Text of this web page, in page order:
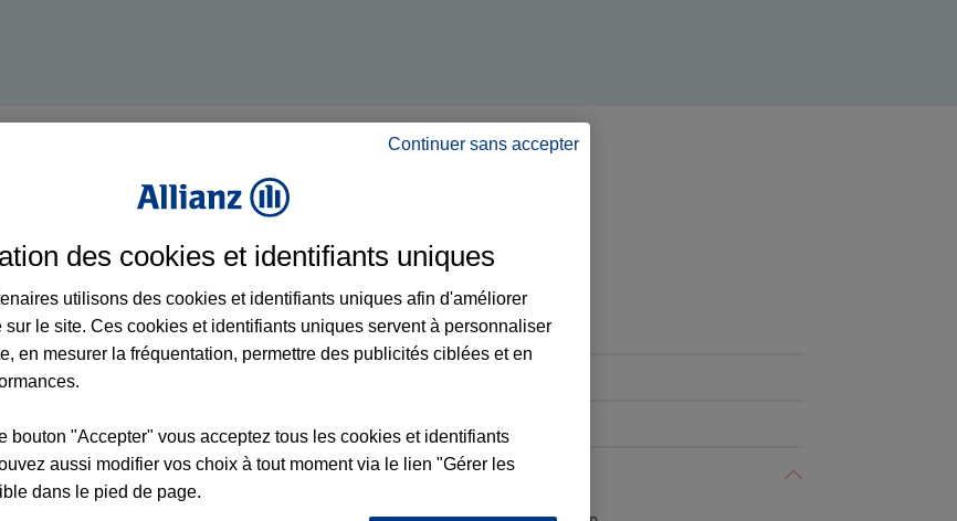
MARIAGE/PACS
Administration
Famille
Continuer sans accepter
des cookies et identifiants uniques
utilisons des cookies et identifiants uniques afin d'améliorer
sur le site. Ces cookies et identifiants uniques servent à personnaliser
en mesurer la fréquentation, permettre des publicités ciblées et en
bouton "Accepter" vous acceptez tous les cookies et identifiants
aussi modifier vos choix à tout moment via le lien "Gérer les
dans le pied de page.